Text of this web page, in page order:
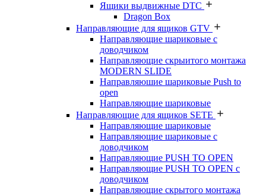
Ящики выдвижные DTC
Dragon Box
Направляющие для ящиков GTV
Направляющие шариковые с
доводчиком
Направляющие скрыитого монтажа
MODERN SLIDE
Направляюшие шариковые Push to
open
Направляющие шариковые
Направляющие для ящиков SETE
Направляющие шариковые
Направляющие шариковые с
доводчиком
Направляющие PUSH TO OPEN
Направляющие PUSH TO OPEN с
доводчиком
Направляющие скрытого монтажа